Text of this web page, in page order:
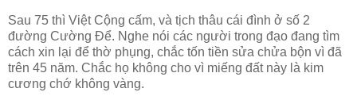
Sau 75 thì Việt Cộng cấm, và tịch thâu cái đình ở số 2
đường Cường Để. Nghe nói các người trong đạo đang tìm
cách xin lại để thờ phụng, chắc tốn tiền sửa chửa bộn vì đã
trên 45 năm. Chắc họ không cho vì miếng đất này là kim
cương chớ không vàng.